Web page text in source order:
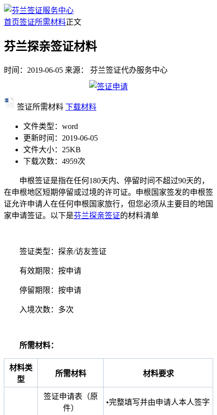
首页签证所需材料正文
芬兰探亲签证材料
时间：2019-06-05 来源： 芬兰签证代办服务中心
签证所需材料 下载材料
文件类型： word
更新时间： 2019-06-05
文件大小： 25KB
下载次数： 4959次
申根签证是指在任何180天内、停留时间不超过90天的，
在申根地区短期停留或过境的许可证。申根国家签发的申根签
证允许申请人在任何申根国家旅行，但您必须从主要目的地国
家申请签证。以下是芬兰探亲签证的材料清单
签证类型：探亲/访友签证
有效期限：按申请
停留期限：按申请
入境次数：多次
所需材料：
材料类
型
所需材料 材料要求
签证申请表（原
件）
•完整填写并由申请人本人签字